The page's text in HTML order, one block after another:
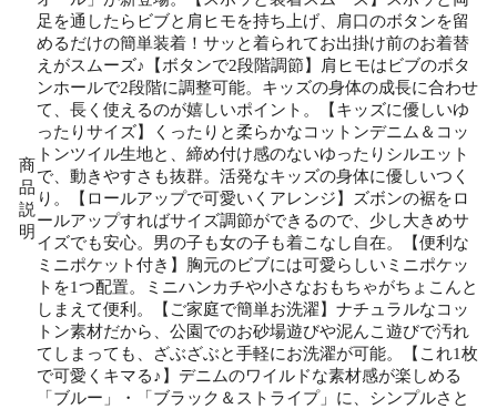
商
品
説
明
足を通したらビブと肩ヒモを持ち上げ、肩口のボタンを留
めるだけの簡単装着！サッと着られてお出掛け前のお着替
えがスムーズ♪【ボタンで2段階調節】肩ヒモはビブのボタ
ンホールで2段階に調整可能。キッズの身体の成長に合わせ
て、長く使えるのが嬉しいポイント。【キッズに優しいゆ
ったりサイズ】くったりと柔らかなコットンデニム＆コッ
トンツイル生地と、締め付け感のないゆったりシルエット
で、動きやすさも抜群。活発なキッズの身体に優しいつく
り。【ロールアップで可愛いくアレンジ】ズボンの裾をロ
ールアップすればサイズ調節ができるので、少し大きめサ
イズでも安心。男の子も女の子も着こなし自在。【便利な
ミニポケット付き】胸元のビブには可愛らしいミニポケッ
トを1つ配置。ミニハンカチや小さなおもちゃがちょこんと
しまえて便利。【ご家庭で簡単お洗濯】ナチュラルなコッ
トン素材だから、公園でのお砂場遊びや泥んこ遊びで汚れ
てしまっても、ざぶざぶと手軽にお洗濯が可能。【これ1枚
で可愛くキマる♪】デニムのワイルドな素材感が楽しめる
「ブルー」・「ブラック＆ストライプ」に、シンプルさと